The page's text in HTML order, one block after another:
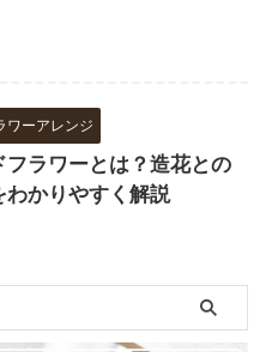
ワーアレンジ
フラワーとは？造花との
わかりやすく解説